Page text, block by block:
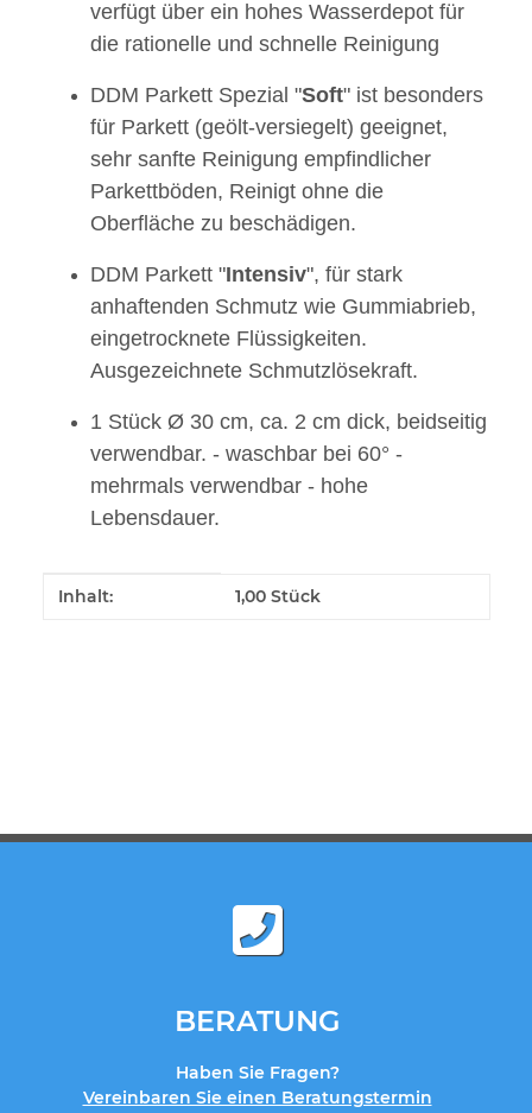
verfügt über ein hohes Wasserdepot für
die rationelle und schnelle Reinigung
DDM Parkett Spezial "Soft" ist besonders
für Parkett (geölt-versiegelt) geeignet,
sehr sanfte Reinigung empfindlicher
Parkettböden, Reinigt ohne die
Oberfläche zu beschädigen.
DDM Parkett "Intensiv", für stark
anhaftenden Schmutz wie Gummiabrieb,
eingetrocknete Flüssigkeiten.
Ausgezeichnete Schmutzlösekraft.
1 Stück Ø 30 cm, ca. 2 cm dick, beidseitig
verwendbar. - waschbar bei 60° -
mehrmals verwendbar - hohe
Lebensdauer.
Produkteigenschaft
Wert
Inhalt: 1,00 Stück
BERATUNG
Haben Sie Fragen?
Vereinbaren Sie einen Beratungstermin